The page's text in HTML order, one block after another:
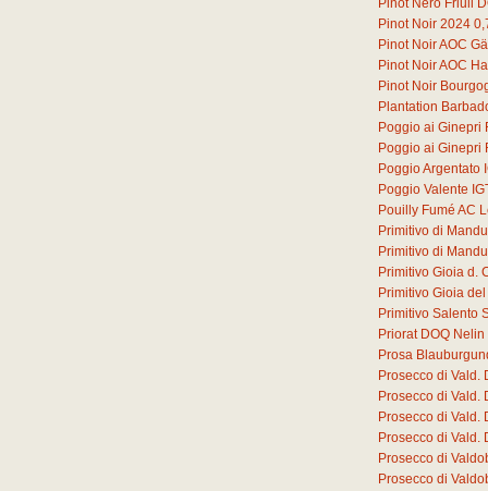
Pinot Nero Friuli
Pinot Noir 2024
Pinot Noir AOC
Pinot Noir AOC
Pinot Noir
Plantation
Poggio ai Ginepri
Poggio ai Ginepri
Poggio Argentato
Poggio Valente
Pouilly Fumé AC
Primitivo di
Primitivo di
Primitivo Gioia d.
Primitivo Gioia
Primitivo Salento
Priorat DOQ
Prosa
Prosecco di Vald.
Prosecco di Vald.
Prosecco di Vald.
Prosecco di Vald.
Prosecco di
Prosecco di